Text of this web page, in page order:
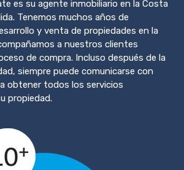
es su agente inmobiliario en la Costa
Tenemos muchos años de
y venta de propiedades en la
a nuestros clientes
de compra. Incluso después de la
siempre puede comunicarse con
obtener todos los servicios
propiedad.